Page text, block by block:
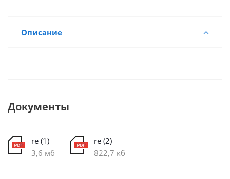
Описание
Документы
re (1)
3,6 мб
re (2)
822,7 кб